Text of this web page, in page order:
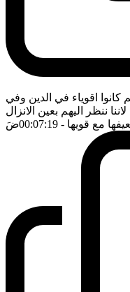
كانوا اقوياء في الدين وفي
ننظر اليهم بعين الانزال
مع قويها - 00:07:19 ضَ